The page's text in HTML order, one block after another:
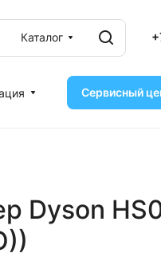
Каталог
Сервисный
Dyson